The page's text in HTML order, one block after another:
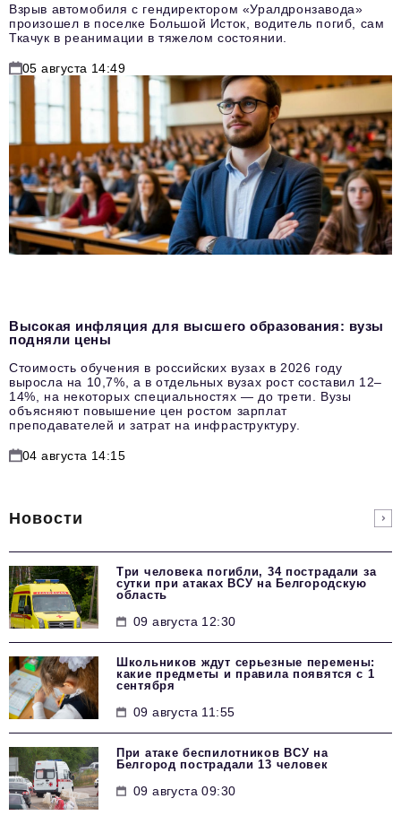
Взрыв автомобиля с гендиректором «Уралдронзавода»
произошел в поселке Большой Исток, водитель погиб, сам
Ткачук в реанимации в тяжелом состоянии.
05 августа 14:49
Высокая инфляция для высшего образования: вузы
подняли цены
Стоимость обучения в российских вузах в 2026 году
выросла на 10,7%, а в отдельных вузах рост составил 12–
14%, на некоторых специальностях — до трети. Вузы
объясняют повышение цен ростом зарплат
преподавателей и затрат на инфраструктуру.
04 августа 14:15
Новости
Три человека погибли, 34 пострадали за
сутки при атаках ВСУ на Белгородскую
область
09 августа 12:30
Школьников ждут серьезные перемены:
какие предметы и правила появятся с 1
сентября
09 августа 11:55
При атаке беспилотников ВСУ на
Белгород пострадали 13 человек
09 августа 09:30